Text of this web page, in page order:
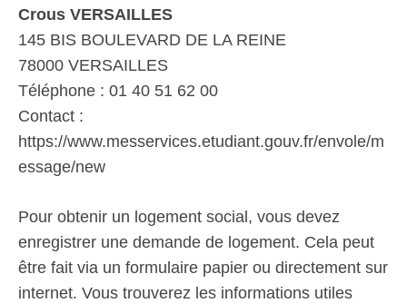
Crous VERSAILLES
145 BIS BOULEVARD DE LA REINE
78000 VERSAILLES
Téléphone : 01 40 51 62 00
Contact :
https://www.messervices.etudiant.gouv.fr/envole/m
essage/new
Pour obtenir un logement social, vous devez
enregistrer une demande de logement. Cela peut
être fait via un formulaire papier ou directement sur
internet. Vous trouverez les informations utiles